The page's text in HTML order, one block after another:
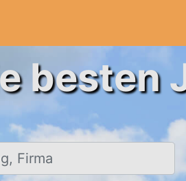
besten